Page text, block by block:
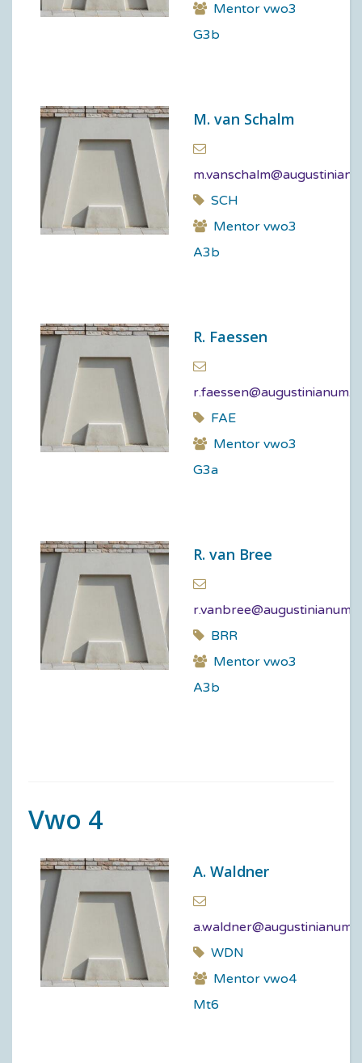
Mentor vwo3
G3b
M. van Schalm
SCH
Mentor vwo3
A3b
R. Faessen
r.faessen@augustinianum.nl
FAE
Mentor vwo3
G3a
R. van Bree
BRR
Mentor vwo3
A3b
Vwo 4
A. Waldner
WDN
Mentor vwo4
Mt6